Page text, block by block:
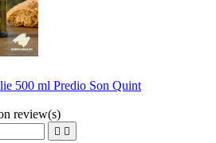
500 ml Predio Son Quint
review(s)
 